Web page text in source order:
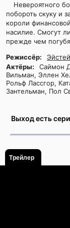
Невероятного
побороть скуку и
короли
насилие. Смогут
прежде чем
Режиссёр:
Актёры:
Саймон
Вильман, Эллен
Рольф Лассгор,
Зантельман, Пол
Выход есть
Трейлер